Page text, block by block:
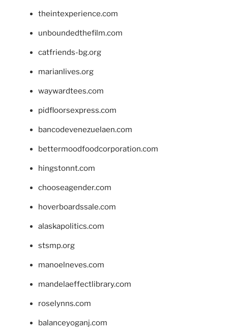
theintexperience.com
unboundedthefilm.com
catfriends-bg.org
marianlives.org
waywardtees.com
pidfloorsexpress.com
bancodevenezuelaen.com
bettermoodfoodcorporation.com
hingstonnt.com
chooseagender.com
hoverboardssale.com
alaskapolitics.com
stsmp.org
manoelneves.com
mandelaeffectlibrary.com
roselynns.com
balanceyoganj.com